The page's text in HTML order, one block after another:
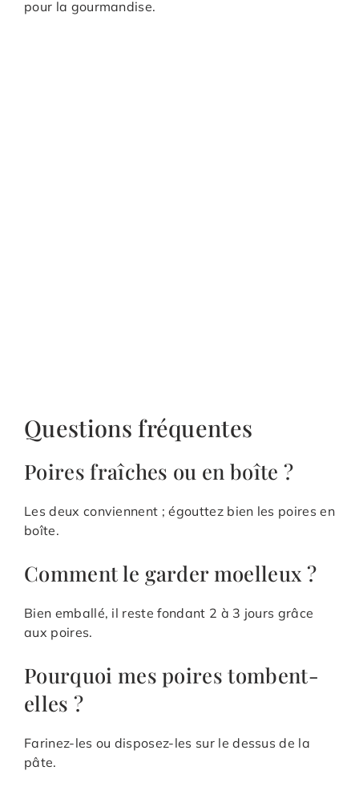
pour la gourmandise.
Questions fréquentes
Poires fraîches ou en boîte ?
Les deux conviennent ; égouttez bien les poires en
boîte.
Comment le garder moelleux ?
Bien emballé, il reste fondant 2 à 3 jours grâce
aux poires.
Pourquoi mes poires tombent-
elles ?
Farinez-les ou disposez-les sur le dessus de la
pâte.